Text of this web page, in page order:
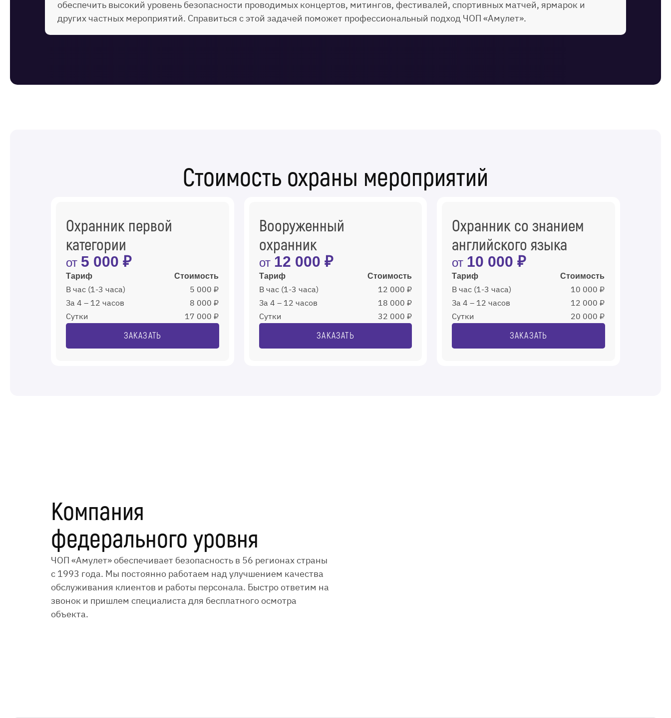
обеспечить высокий уровень безопасности проводимых концертов, митингов, фестивалей, спортивных матчей, ярмарок и
других частных мероприятий. Справиться с этой задачей поможет профессиональный подход ЧОП «Амулет».
Стоимость охраны мероприятий
Охранник первой
категории
от 5 000 ₽
Тариф Стоимость
В час (1-3 часа)
5 000 ₽
За 4 – 12 часов
8 000 ₽
Сутки
17 000 ₽
ЗАКАЗАТЬ
Вооруженный
охранник
от 12 000 ₽
Тариф Стоимость
В час (1-3 часа)
12 000 ₽
За 4 – 12 часов
18 000 ₽
Сутки
32 000 ₽
ЗАКАЗАТЬ
Охранник со знанием
английского языка
от 10 000 ₽
Тариф Стоимость
В час (1-3 часа)
10 000 ₽
За 4 – 12 часов
12 000 ₽
Сутки
20 000 ₽
ЗАКАЗАТЬ
Компания
федерального уровня
ЧОП «Амулет» обеспечивает безопасность в 56 регионах страны
с 1993 года. Мы постоянно работаем над улучшением качества
обслуживания клиентов и работы персонала. Быстро ответим на
звонок и пришлем специалиста для бесплатного осмотра
объекта.